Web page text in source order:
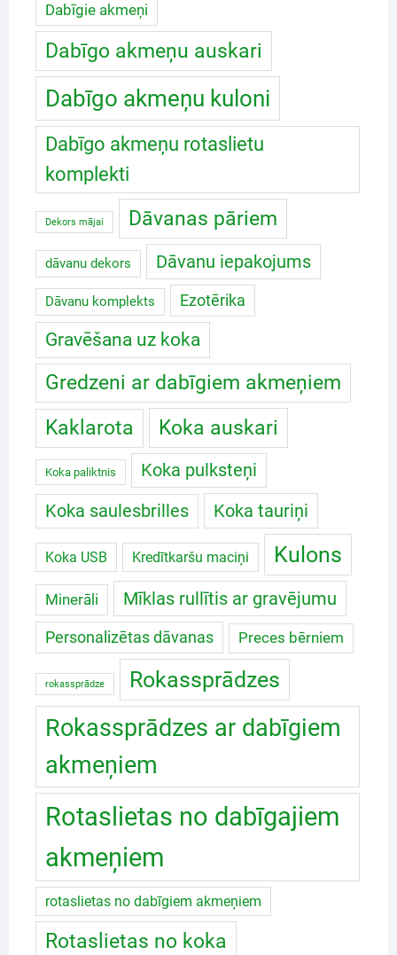
Dabīgie akmeņi
Dabīgo akmeņu auskari
Dabīgo akmeņu kuloni
Dabīgo akmeņu rotaslietu
komplekti
Dekors mājai Dāvanas pāriem
dāvanu dekors Dāvanu iepakojums
Dāvanu komplekts Ezotērika
Gravēšana uz koka
Gredzeni ar dabīgiem akmeņiem
Kaklarota
Koka auskari
Koka paliktnis
Koka pulksteņi
Koka saulesbrilles
Koka tauriņi
Koka USB Kredītkaršu maciņi Kulons
Minerāli Mīklas rullītis ar gravējumu
Personalizētas dāvanas Preces bērniem
rokassprādze Rokassprādzes
Rokassprādzes ar dabīgiem
akmeņiem
Rotaslietas no dabīgajiem
akmeņiem
rotaslietas no dabīgiem akmeņiem
Rotaslietas no koka